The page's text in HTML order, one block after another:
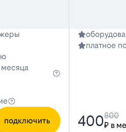
месяца
подключить
платное
400₽ в
800